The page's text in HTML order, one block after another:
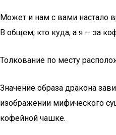
Может и нам с вами настало
В общем, кто куда, а я — за
Толкование по месту
Значение образа дракона
изображении мифического
кофейной чашке.